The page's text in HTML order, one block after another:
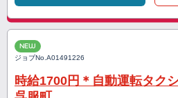
NEW
ジョブNo.A01491226
時給1700円＊自動運転タク